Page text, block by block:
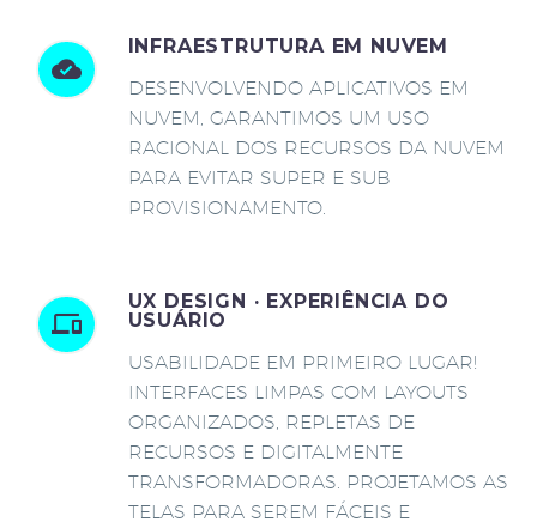
INFRAESTRUTURA EM NUVEM
DESENVOLVENDO APLICATIVOS EM
NUVEM, GARANTIMOS UM USO
RACIONAL DOS RECURSOS DA NUVEM
PARA EVITAR SUPER E SUB
PROVISIONAMENTO.
UX DESIGN · EXPERIÊNCIA DO
USUÁRIO
USABILIDADE EM PRIMEIRO LUGAR!
INTERFACES LIMPAS COM LAYOUTS
ORGANIZADOS, REPLETAS DE
RECURSOS E DIGITALMENTE
TRANSFORMADORAS. PROJETAMOS AS
TELAS PARA SEREM FÁCEIS E